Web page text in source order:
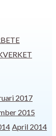
2017
2015
April 2014